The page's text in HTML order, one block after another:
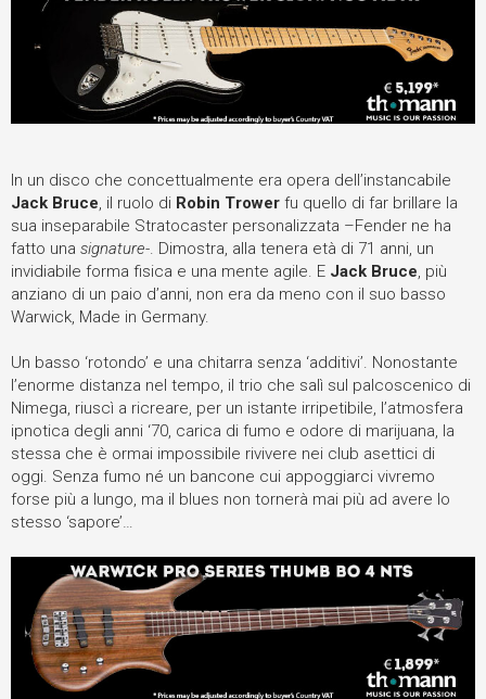
In un disco che concettualmente era opera dell’instancabile
Jack Bruce, il ruolo di Robin Trower fu quello di far brillare la
sua inseparabile Stratocaster personalizzata –Fender ne ha
fatto una signature-. Dimostra, alla tenera età di 71 anni, un
invidiabile forma fisica e una mente agile. E Jack Bruce, più
anziano di un paio d’anni, non era da meno con il suo basso
Warwick, Made in Germany.
Un basso ‘rotondo’ e una chitarra senza ‘additivi’. Nonostante
l’enorme distanza nel tempo, il trio che salì sul palcoscenico di
Nimega, riuscì a ricreare, per un istante irripetibile, l’atmosfera
ipnotica degli anni ‘70, carica di fumo e odore di marijuana, la
stessa che è ormai impossibile rivivere nei club asettici di
oggi. Senza fumo né un bancone cui appoggiarci vivremo
forse più a lungo, ma il blues non tornerà mai più ad avere lo
stesso ‘sapore’…